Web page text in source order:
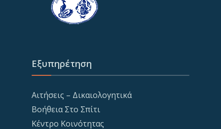
Εξυπηρέτηση
Αιτήσεις – Δικαιολογητικά
Βοήθεια Στο Σπίτι
Κέντρο Κοινότητας